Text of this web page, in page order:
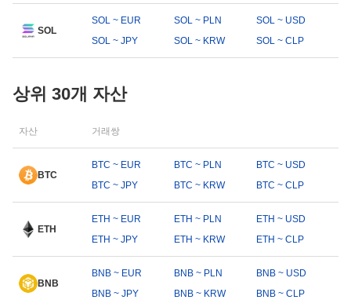
SOL
SOL ~ EUR SOL ~ PLN
SOL ~ USD
SOL ~ JPY
SOL ~ KRW SOL ~ CLP
상위 30개 자산
자산 거래쌍
BTC
BTC ~ EUR BTC ~ PLN
BTC ~ USD
BTC ~ JPY
BTC ~ KRW BTC ~ CLP
ETH
ETH ~ EUR ETH ~ PLN
ETH ~ USD
ETH ~ JPY
ETH ~ KRW ETH ~ CLP
BNB
BNB ~ EUR BNB ~ PLN
BNB ~ USD
BNB ~ JPY
BNB ~ KRW BNB ~ CLP